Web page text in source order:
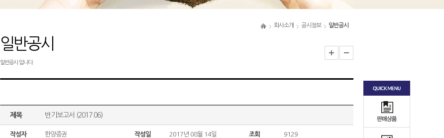
회사소개 공시정보 일반공시
일반공시
일반공시 입니다.
제목 반기보고서 (2017.06)
작성자 한양증권 작성일 2017년 08월 14일 조회 9129